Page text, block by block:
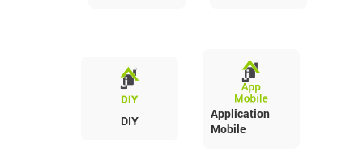
DIY
Application
Mobile